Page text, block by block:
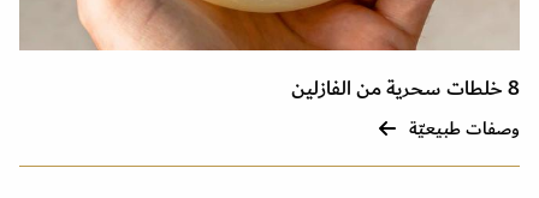
8 خلطات سحرية من الفازلين
وصفات طبيعيّة